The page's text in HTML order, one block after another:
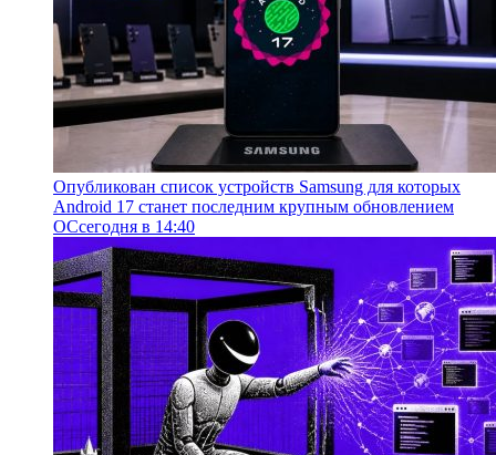
Опубликован список устройств Samsung для которых
Android 17 станет последним крупным обновлением
ОСсегодня в 14:40